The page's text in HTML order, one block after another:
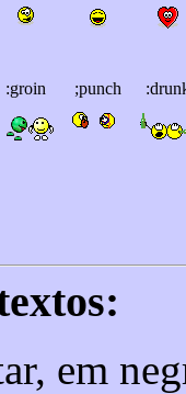
:groin ;punch
em